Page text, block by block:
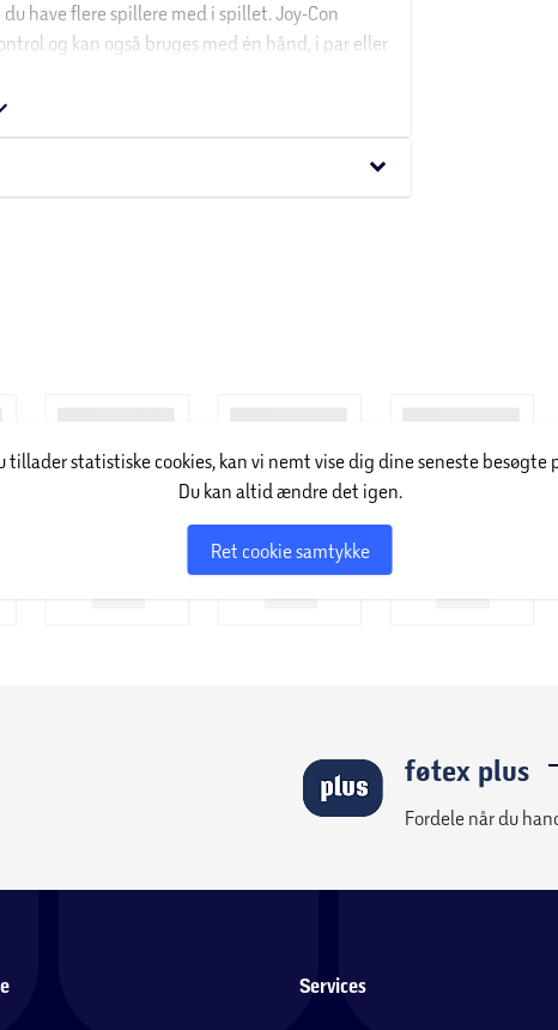
have flere spillere med i spillet. Joy-Con
og kan også bruges med én hånd, i par eller
keyboard_arrow_down
tillader statistiske cookies, kan vi nemt vise dig dine seneste besøgte
Du kan altid ændre det igen.
Ret cookie samtykke
føtex plus
Fordele når du
Services